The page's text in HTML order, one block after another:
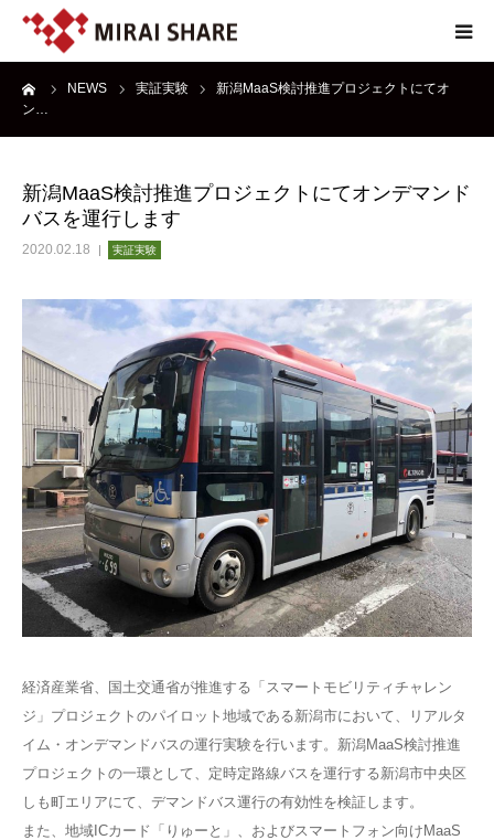
NEWS 実証実験
新潟MaaS検討推進プロジェクトにてオ
ン…
新潟MaaS検討推進プロジェクトにてオンデマンド
バスを運行します
2020.02.18 実証実験
経済産業省、国土交通省が推進する「スマートモビリティチャレン
ジ」プロジェクトのパイロット地域である新潟市において、リアルタ
イム・オンデマンドバスの運行実験を行います。新潟MaaS検討推進
プロジェクトの一環として、定時定路線バスを運行する新潟市中央区
しも町エリアにて、デマンドバス運行の有効性を検証します。
また、地域ICカード「りゅーと」、およびスマートフォン向けMaaS
NEWS
SERVICE